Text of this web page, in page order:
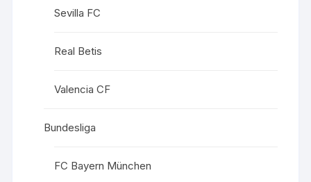
Sevilla FC
Real Betis
Valencia CF
Bundesliga
FC Bayern München